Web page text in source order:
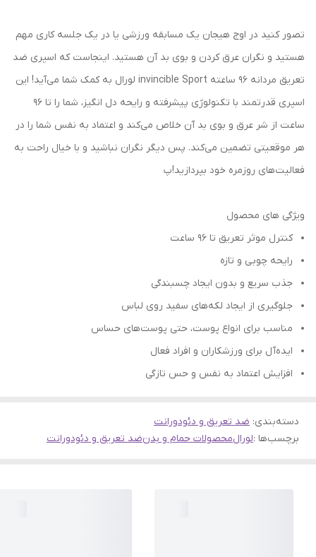
تصور کنید در اوج هیجان یک مسابقه ورزشی یا در یک جلسه کاری مهم
هستید و نگران عرق کردن و بوی بد آن هستید. اینجاست که اسپری ضد
تعریق مردانه 96 ساعته invincible Sport لورال به کمک شما می‌آید! این
اسپری قدرتمند با تکنولوژی پیشرفته و رایحه دل انگیز، شما را تا 96
ساعت از شر عرق و بوی بد آن خلاص می‌کند و اعتماد به نفس شما را در
هر موقعیتی تضمین می‌کند. پس دیگر نگران نباشید و با خیال راحت به
فعالیت‌های روزمره خود بپردازید!پ
ویژگی های محصول
کنترل موثر تعریق تا ۹۶ ساعت
رایحه چوبی و تازه
جذب سریع و بدون ایجاد چسبندگی
جلوگیری از ایجاد لکه‌های سفید روی لباس
مناسب برای انواع پوست، حتی پوست‌های حساس
ایده‌آل برای ورزشکاران و افراد فعال
افزایش اعتماد به نفس و حس تازگی
دسته‌بندی: ضد تعریق و دئودورانت
برچسب‌ها :لورالمحصولات حمام و بدنضد تعریق و دئودورانت